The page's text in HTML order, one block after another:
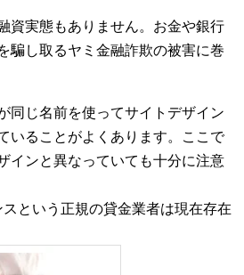
資実態もありません。お金や銀行
騙し取るヤミ金融詐欺の被害に巻
同じ名前を使ってサイトデザイン
いることがよくあります。ここで
インと異なっていても十分に注意
という正規の貸金業者は現在存在